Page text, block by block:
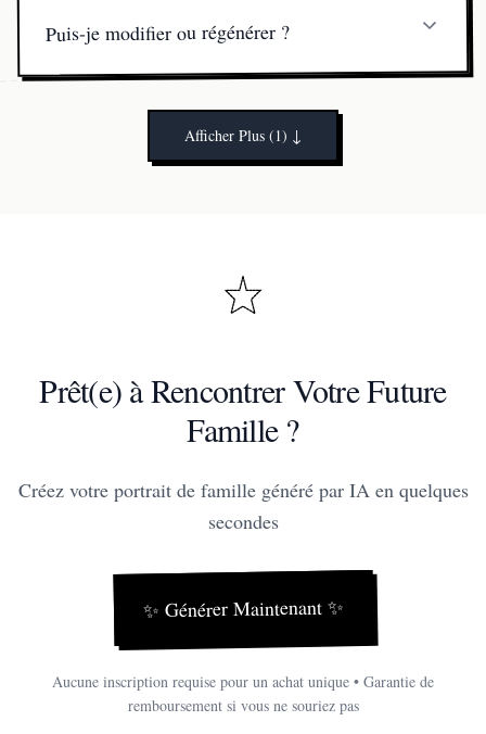
Puis-je modifier ou régénérer ?
peuvent recommencer jusqu'à 30 fois par mois.
Afficher Plus (1) ↓
Prêt(e) à Rencontrer Votre Future
Famille ?
Créez votre portrait de famille généré par IA en quelques
secondes
✨ Générer Maintenant✨
Aucune inscription requise pour un achat unique • Garantie de
remboursement si vous ne souriez pas